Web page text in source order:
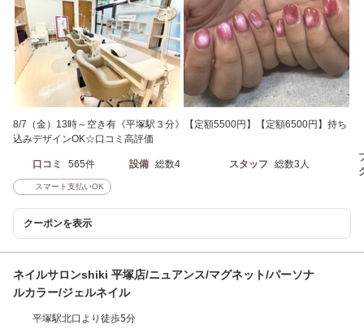
8/7（金）13時～空き有《平塚駅３分》【定額5500円】【定額6500円】持ち
込みデザインOK☆口コミ高評価
口コミ 565件 設備 総数4 スタッフ 総数3人
スマート支払いOK
クーポンを表示
ネイルサロンshiki 平塚店/ニュアンス/マグネット/パーソナ
ルカラー/ジェルネイル
平塚駅北口より徒歩5分